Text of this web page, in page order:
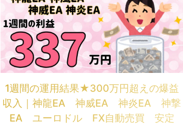
1週間の運用結果★300万円超えの爆益
収入｜神龍EA 神威EA 神炎EA 神撃
EA ユーロドル FX自動売買 安定